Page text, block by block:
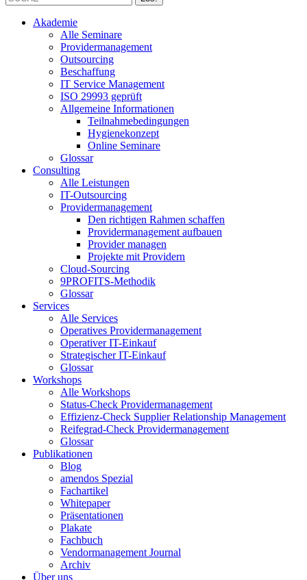
Akademie
Alle Seminare
Providermanagement
Outsourcing
Beschaffung
IT Service Management
ISO 29993 geprüft
Allgemeine Informationen
Teilnahmebedingungen
Hygienekonzept
Online Seminare
Glossar
Consulting
Alle Leistungen
IT-Outsourcing
Providermanagement
Den richtigen Rahmen schaffen
Providermanagement aufbauen
Provider managen
Projekte mit Providern
Cloud-Sourcing
9PROFITS-Methodik
Glossar
Services
Alle Services
Operatives Providermanagement
Operativer IT-Einkauf
Strategischer IT-Einkauf
Glossar
Workshops
Alle Workshops
Status-Check Providermanagement
Effizienz-Check Supplier Relationship Management
Reifegrad-Check Providermanagement
Glossar
Publikationen
Blog
amendos Spezial
Fachartikel
Whitepaper
Präsentationen
Plakate
Fachbuch
Vendormanagement Journal
Archiv
Über uns